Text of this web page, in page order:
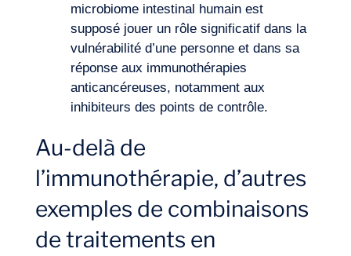
microbiome intestinal humain est
supposé jouer un rôle significatif dans la
vulnérabilité d’une personne et dans sa
réponse aux immunothérapies
anticancéreuses, notamment aux
inhibiteurs des points de contrôle.
Au-delà de
l’immunothérapie, d’autres
exemples de combinaisons
de traitements en